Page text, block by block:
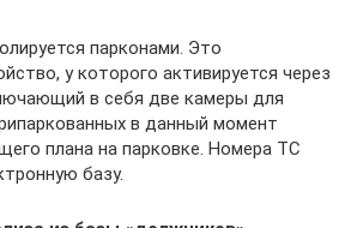
парконами. Это
у которого активируется через
в себя две камеры для
в данный момент
плана на парковке. Номера ТС
базу.